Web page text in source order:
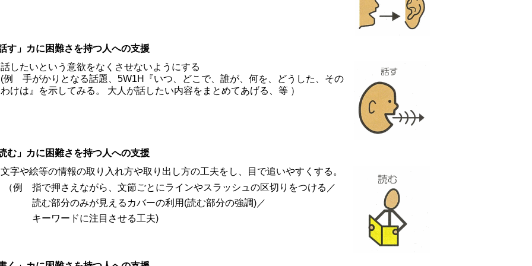
話す」カに困難さを持つ人への支援
話したいという意欲をなくさせないようにする
(例 手がかりとなる話題、5W1H『いつ、どこで、誰が、何を、どうした、その
わけは』を示してみる。 大人が話したい内容をまとめてあげる、等 ）
読む」カに困難さを持つ人への支援
文字や絵等の情報の取り入れ方や取り出し方の工夫をし、目で追いやすくする。
指で押さえながら、文節ごとにラインやスラッシュの区切りをつける／
部分のみが見えるカバーの利用(読む部分の強調)／
ーワードに注目させる工夫)